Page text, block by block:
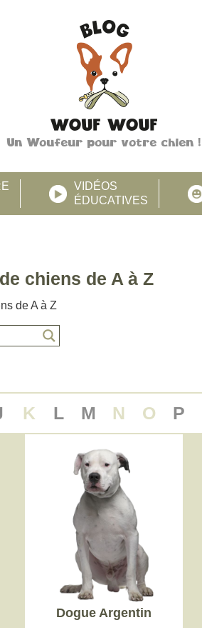
Un Woufeur pour votre chien !
VIDÉOS
ÉDUCATIVES
chiens de A à Z
de A à Z
K L M N O P
Dogue Argentin